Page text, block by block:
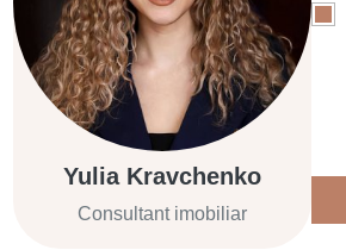
Yulia Kravchenko
Consultant imobiliar